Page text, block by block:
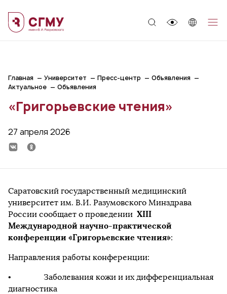
Главная Университет Пресс-центр
Объявления
Актуальное
Объявления
«Григорьевские чтения»
27 апреля 2026
Саратовский государственный медицинский
университет им. В.И. Разумовского Минздрава
России сообщает о проведении XIII
Международной научно-практической
конференции «Григорьевские чтения»:
Направления работы конференции:
• Заболевания кожи и их дифференциальная
диагностика